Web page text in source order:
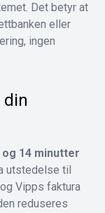
Det betyr at
eller
ingen
14 minutter
utstedelse til
Vipps faktura
reduseres